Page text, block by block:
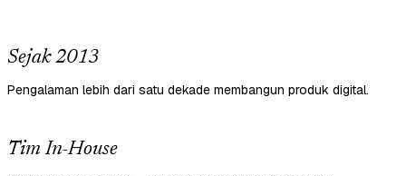
Sejak 2013
Pengalaman lebih dari satu dekade membangun produk digital.
Tim In-House